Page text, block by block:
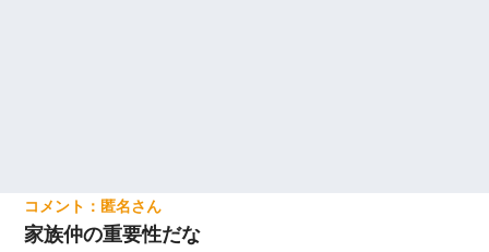
匿名
家族仲の重要性だな